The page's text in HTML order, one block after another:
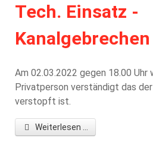
Tech. Einsatz -
Am 02.03.2022 gegen 18.00 Uhr
Privatperson verständigt das der
verstopft ist.
Weiterlesen ...